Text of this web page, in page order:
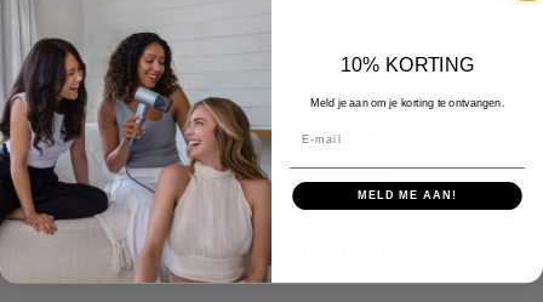
Stylingtips voor ronde gezichten
10% KORTING
Meld je aan om je korting te ontvangen.
MELD ME AAN!